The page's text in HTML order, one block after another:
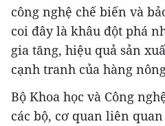
công nghệ chế biến và
coi đây là khâu đột phá
gia tăng, hiệu quả sản
cạnh tranh của hàng
Bộ Khoa học và Công
các bộ, cơ quan liên